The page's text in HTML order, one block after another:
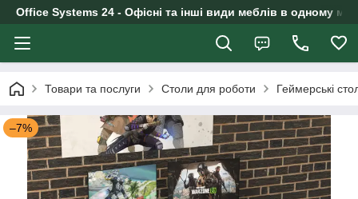
Office Systems 24 - Офісні та інші види меблів в одному
Товари та послуги Столи для роботи Геймерські
–7%